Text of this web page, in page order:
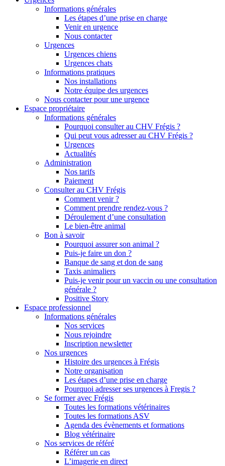
Informations générales
Les étapes d’une prise en charge
Venir en urgence
Nous contacter
Urgences
Urgences chiens
Urgences chats
Informations pratiques
Nos installations
Notre équipe des urgences
Nous contacter pour une urgence
Espace propriétaire
Informations générales
Pourquoi consulter au CHV Frégis ?
Qui peut vous adresser au CHV Frégis ?
Urgences
Actualités
Administration
Nos tarifs
Paiement
Consulter au CHV Frégis
Comment venir ?
Comment prendre rendez-vous ?
Déroulement d’une consultation
Le bien-être animal
Bon à savoir
Pourquoi assurer son animal ?
Puis-je faire un don ?
Banque de sang et don de sang
Taxis animaliers
Puis-je venir pour un vaccin ou une consultation
générale ?
Positive Story
Espace professionnel
Informations générales
Nos services
Nous rejoindre
Inscription newsletter
Nos urgences
Histoire des urgences à Frégis
Notre organisation
Les étapes d’une prise en charge
Pourquoi adresser ses urgences à Fregis ?
Se former avec Frégis
Toutes les formations vétérinaires
Toutes les formations ASV
Agenda des évènements et formations
Blog vétérinaire
Nos services de référé
Référer un cas
L’imagerie en direct